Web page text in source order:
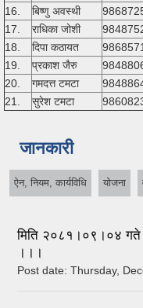
16.
बिष्णु अवस्थी
17.
राधिका जोशी
18.
दिपा कठायत
19.
प्रकाश जैरु
20.
गमदत्त टमटा
21.
सुरेश टमटा
जानकारी
ऐन, नियम, कार्यविधि योजना
मिति २०८१।०९।०४ गते
।।।
Post date: Thursday,